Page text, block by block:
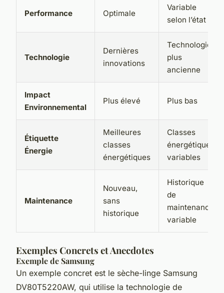
Performance Optimale
Variable
selon l’état
Technologie
Dernières
innovations
Technologie
plus
ancienne
Impact
Environnemental
Plus élevé Plus bas
Étiquette
Énergie
Meilleures
classes
énergétiques
Classes
énergétiques
variables
Maintenance
Nouveau,
sans
historique
Historique
de
maintenance
variable
Exemples Concrets et Anecdotes
Exemple de Samsung
Un exemple concret est le sèche-linge Samsung
DV80T5220AW, qui utilise la technologie de